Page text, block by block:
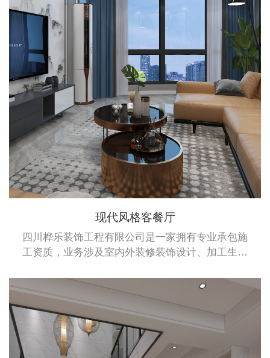
现代风格客餐厅
四川桦乐装饰工程有限公司是一家拥有专业承包施
工资质，业务涉及室内外装修装饰设计、加工生产
修装饰专业承包二级资质、建筑幕墙专业承包施工
二级资质和钢结构专业承包施工二级资质。